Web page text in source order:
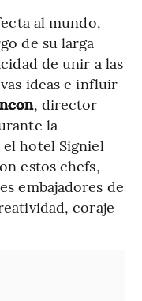
al mundo,
de su larga
de unir a las
ideas e influir
, director
la
hotel Signiel
estos chefs,
embajadores de
coraje